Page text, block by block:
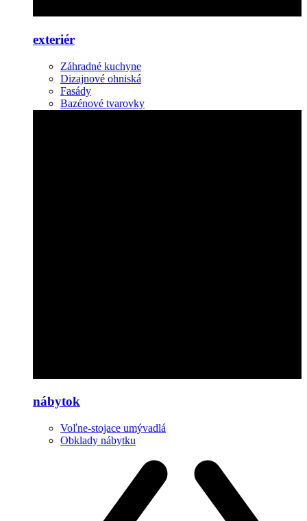
exteriér
Záhradné kuchyne
Dizajnové ohniská
Fasády
Bazénové tvarovky
nábytok
Voľne-stojace umývadlá
Obklady nábytku